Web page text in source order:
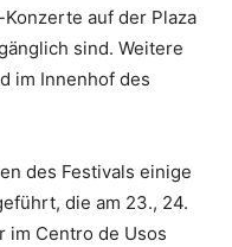
auf der Plaza
sind. Weitere
im Innenhof des
des Festivals einige
die am 23., 24.
im Centro de Usos